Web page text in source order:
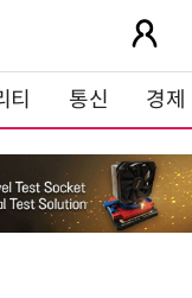
티 통신 경제